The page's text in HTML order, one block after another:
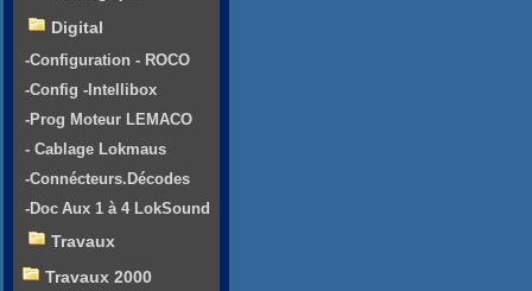
Digital
-Configuration - ROCO
-Config -Intellibox
-Prog Moteur LEMACO
- Cablage Lokmaus
-Connécteurs.Décodes
-Doc Aux 1 à 4 LokSound
Travaux
Travaux 2000